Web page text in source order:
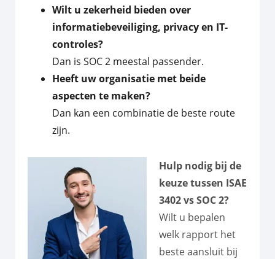
Wilt u zekerheid bieden over
informatiebeveiliging, privacy en IT-
controles?
Dan is SOC 2 meestal passender.
Heeft uw organisatie met beide
aspecten te maken?
Dan kan een combinatie de beste route
zijn.
Hulp nodig bij de
keuze tussen ISAE
3402 vs SOC 2?
Wilt u bepalen
welk rapport het
beste aansluit bij